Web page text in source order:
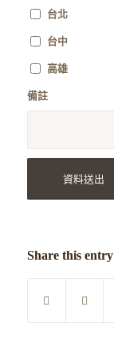
台北
台中
高雄
備註
Share this entry